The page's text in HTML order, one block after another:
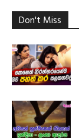
Don't Miss